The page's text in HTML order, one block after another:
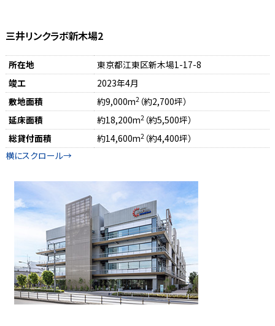
三井リンクラボ新木場2
所在地
東京都江東区新木場1-17-8
竣工
2023年4月
敷地面積
約9,000m2（約2,700坪）
延床面積
約18,200m2（約5,500坪）
総貸付面積
約14,600m2（約4,400坪）